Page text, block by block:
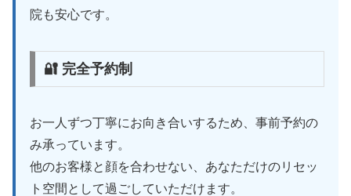
院も安心です。
🔐 完全予約制
お一人ずつ丁寧にお向き合いするため、事前予約の
み承っています。
他のお客様と顔を合わせない、あなただけのリセッ
ト空間として過ごしていただけます。